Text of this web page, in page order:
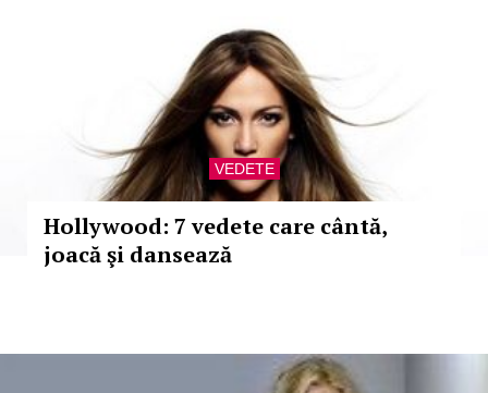
VEDETE
Hollywood: 7 vedete care cântă,
joacă şi dansează